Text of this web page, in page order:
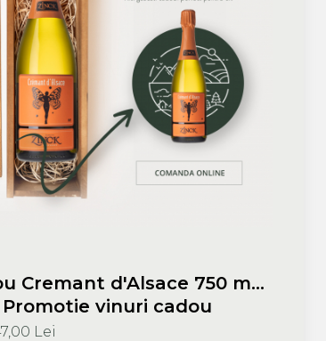
Cremant d'Alsace 750 ml
Promotie vinuri cadou
Lei